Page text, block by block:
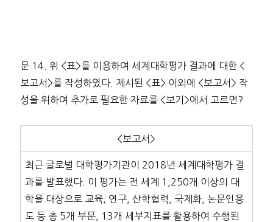
문 14. 위 <표>를 이용하여 세계대학평가 결과에 대한 <
보고서>를 작성하였다. 제시된 <표> 이외에 <보고서> 작
성을 위하여 추가로 필요한 자료를 <보기>에서 고르면?
<보고서>
최근 글로벌 대학평가기관이 2018년 세계대학평가 결
과를 발표했다. 이 평가는 전 세계 1,250개 이상의 대
학을 대상으로 교육, 연구, 산학협력, 국제화, 논문인용
도 등 총 5개 부문, 13개 세부지표를 활용하여 수행된